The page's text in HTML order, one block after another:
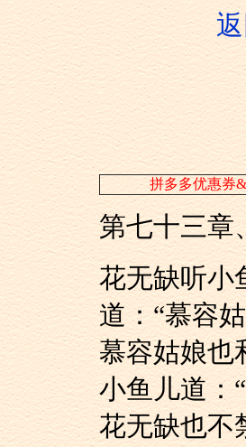
拼多多优惠券
第七十三章
花无缺
道：“慕容
慕容姑
小鱼儿
花无缺